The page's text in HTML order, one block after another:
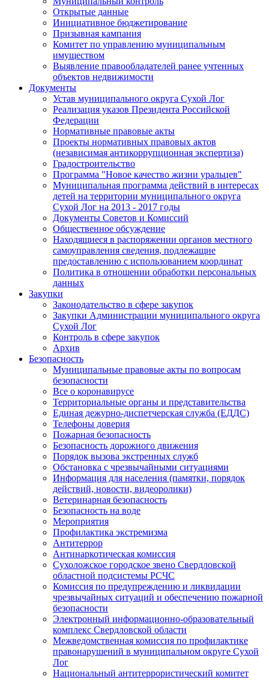
Открытые данные
Инициативное бюджетирование
Призывная кампания
Комитет по управлению муниципальным
имуществом
Выявление правообладателей ранее учтенных
объектов недвижимости
Документы
Устав муниципального округа Сухой Лог
Реализация указов Президента Российской
Федерации
Нормативные правовые акты
Проекты нормативных правовых актов
(независимая антикоррупционная экспертиза)
Градостроительство
Программа "Новое качество жизни уральцев"
Муниципальная программа действий в интересах
детей на территории муниципального округа
Сухой Лог на 2013 - 2017 годы
Документы Советов и Комиссий
Общественное обсуждение
Находящиеся в распоряжении органов местного
самоуправления сведения, подлежащие
предоставлению с использованием координат
Политика в отношении обработки персональных
данных
Закупки
Законодательство в сфере закупок
Закупки Администрации муниципального округа
Сухой Лог
Контроль в сфере закупок
Архив
Безопасность
Муниципальные правовые акты по вопросам
безопасности
Все о коронавирусе
Территориальные органы и представительства
Единая дежурно-диспетчерская служба (ЕДДС)
Телефоны доверия
Пожарная безопасность
Безопасность дорожного движения
Порядок вызова экстренных служб
Обстановка с чрезвычайными ситуациями
Информация для населения (памятки, порядок
действий, новости, видеоролики)
Ветеринарная безопасность
Безопасность на воде
Мероприятия
Профилактика экстремизма
Антитеррор
Антинаркотическая комиссия
Сухоложское городское звено Свердловской
областной подсистемы РСЧС
Комиссия по предупреждению и ликвидации
чрезвычайных ситуаций и обеспечению пожарной
безопасности
Электронный информационно-образовательный
комплекс Cвердловской области
Межведомственная комиссия по профилактике
правонарушений в муниципальном округе Сухой
Лог
Национальный антитеррористический комитет